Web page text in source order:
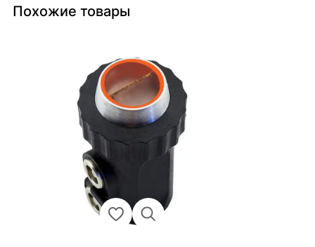
Похожие товары